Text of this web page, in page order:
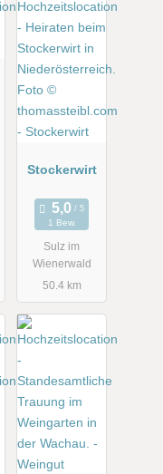
Stockerwirt
1 Bew.
Sulz im
Wienerwald
50.4 km